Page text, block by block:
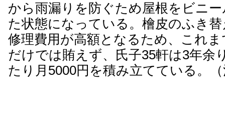
から雨漏りを防ぐため屋根をビニ
た状態になっている。檜皮のふき
修理費用が高額となるため、これ
だけでは賄えず、氏子35軒は3年余
たり月5000円を積み立てている。